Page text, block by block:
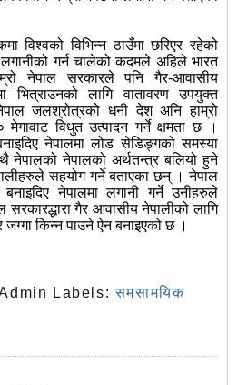
विश्वको विभिन्न ठाउँमा छरिएर रहेको
गर्न चालेको कदमले अहिले भारत
नेपाल सरकारले पनि गैर-आवासीय
भित्राउनको लागि वातावरण उपयुक्त
जलश्रोत्रको धनी देश अनि हाम्रो
विधुत उत्पादन गर्ने क्षमता छ ।
नेपालमा लोड सेडिङ्गको समस्या
नेपालको नेपालको अर्थतन्त्र बलियो हुने
सहयोग गर्ने बताएका छन् । नेपाल
नेपालमा लगानी गर्ने उनीहरुले
गैर आवासीय नेपालीको लागि
जग्गा किन्न पाउने ऐन बनाइएको छ ।
Labels:समसामयिक